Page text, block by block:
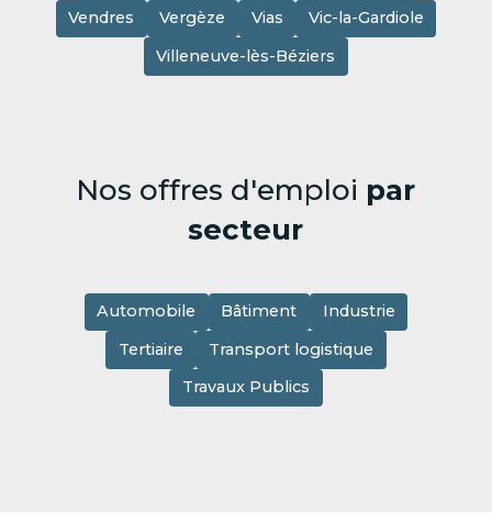
Vendres
Vergèze Vias
Vic-la-Gardiole
Villeneuve-lès-Béziers
Nos offres d'emploi par
secteur
Automobile Bâtiment
Industrie
Tertiaire
Transport logistique
Travaux Publics